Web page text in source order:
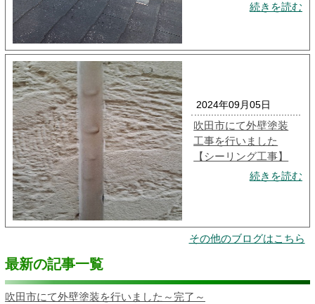
続きを読む
2024年09月05日
吹田市にて外壁塗装
工事を行いました
【シーリング工事】
続きを読む
その他のブログはこちら
最新の記事一覧
吹田市にて外壁塗装を行いました～完了～